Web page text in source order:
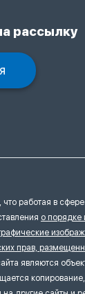
рассылку
работая в
о порядке
прав,
являются